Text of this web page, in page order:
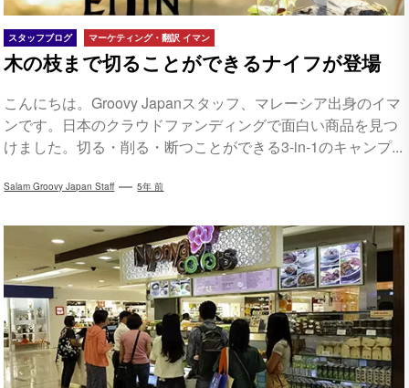
スタッフブログ マーケティング・翻訳 イマン
木の枝まで切ることができるナイフが登場
こんにちは。Groovy Japanスタッフ、マレーシア出身のイマ
ンです。日本のクラウドファンディングで面白い商品を見つ
けました。切る・削る・断つことができる3-in-1のキャンプ...
Salam Groovy Japan Staff 5年 前